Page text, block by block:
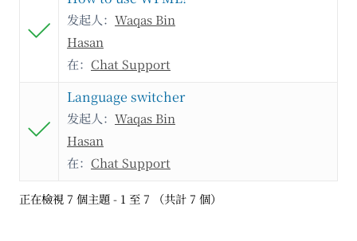
发起人： Waqas Bin
Hasan
在： Chat Support
Language switcher
发起人： Waqas Bin
Hasan
在： Chat Support
正在檢視 7 個主題 - 1 至 7 （共計 7 個）